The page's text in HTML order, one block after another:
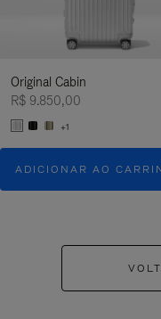
Original Cabin
R$ 9.850,00
+1
ADICIONAR AO